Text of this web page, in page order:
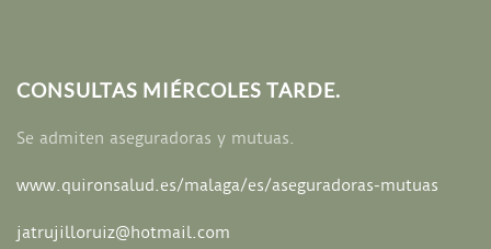
CONSULTAS MIÉRCOLES TARDE.
Se admiten aseguradoras y mutuas.
www.quironsalud.es/malaga/es/aseguradoras-mutuas
jatrujilloruiz@hotmail.com